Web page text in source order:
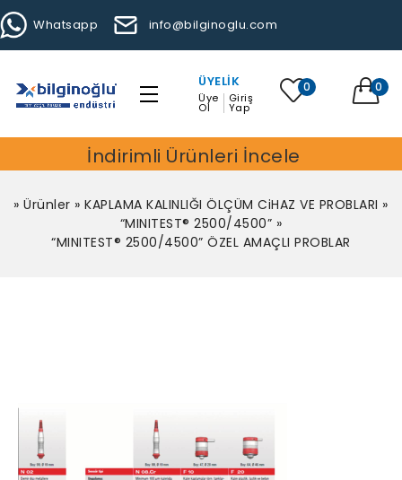
Whatsapp info@bilginoglu.com
ÜYELIK
Üye
Ol
Giriş
Yap
0 0
İndirimli Ürünleri İncele
»Ürünler »KAPLAMA KALINLIĞI ÖLÇÜM CiHAZ VE PROBLARI »
“MINITEST® 2500/4500” »
“MINITEST® 2500/4500” ÖZEL AMAÇLI PROBLAR